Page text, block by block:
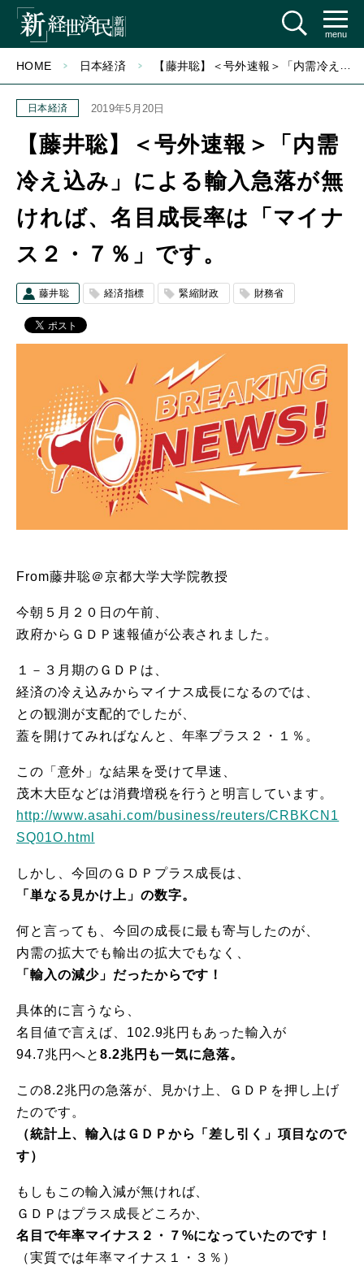
menu
HOME 日本経済 【藤井聡】＜号外速報＞「内需冷え込み」による輸入急落が無ければ、名目成長率は「マイナス２・７％」です。
日本経済 2019年5月20日
【藤井聡】＜号外速報＞「内需
冷え込み」による輸入急落が無
ければ、名目成長率は「マイナ
ス２・７％」です。
藤井聡 経済指標 緊縮財政 財務省
From藤井聡＠京都大学大学院教授
今朝５月２０日の午前、
政府からＧＤＰ速報値が公表されました。
１－３月期のＧＤＰは、
経済の冷え込みからマイナス成長になるのでは、
との観測が支配的でしたが、
蓋を開けてみればなんと、年率プラス２・１％。
この「意外」な結果を受けて早速、
茂木大臣などは消費増税を行うと明言しています。
http://www.asahi.com/business/reuters/CRBKCN1
SQ01O.html
しかし、今回のＧＤＰプラス成長は、
「単なる見かけ上」の数字。
何と言っても、今回の成長に最も寄与したのが、
内需の拡大でも輸出の拡大でもなく、
「輸入の減少」だったからです！
具体的に言うなら、
名目値で言えば、102.9兆円もあった輸入が
94.7兆円へと 8.2兆円も一気に急落。
この8.2兆円の急落が、見かけ上、ＧＤＰを押し上げ
たのです。
（統計上、輸入はＧＤＰから「差し引く」項目なので
す）
もしもこの輸入減が無ければ、
ＧＤＰはプラス成長どころか、
名目で年率マイナス２・７%になっていたのです！
（実質では年率マイナス１・３％）